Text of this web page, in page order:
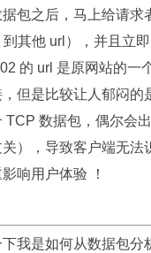
包之后，马上给请求
其他 url），并且立
的 url 是原网站的一
但是比较让人郁闷的
TCP 数据包，偶尔会
关），导致客户端无法
响用户体验 ！
我是如何从数据包分